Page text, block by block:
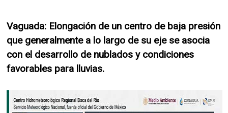
Vaguada: Elongación de un centro de baja presión
que generalmente a lo largo de su eje se asocia
con el desarrollo de nublados y condiciones
favorables para lluvias.